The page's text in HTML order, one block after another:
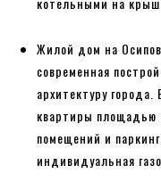
Жилой дом на
современная
архитектуру
квартиры площадью
помещений и
индивидуальная